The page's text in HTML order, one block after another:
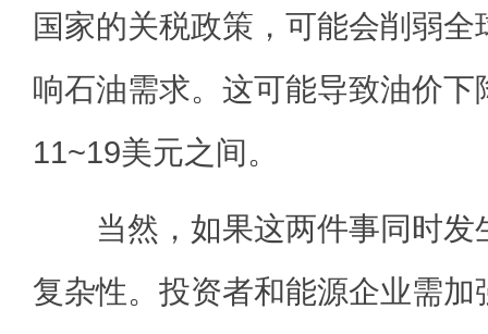
国家的关税政策，可能会削弱
响石油需求。这可能导致油价
11~19美元之间。
当然，如果这两件事同时发
复杂性。投资者和能源企业需